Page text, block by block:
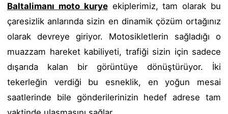
Baltalimanı moto kuryeekiplerimiz, tam olarak bu
çaresizlik anlarında sizin en dinamik çözüm ortağınız
olarak devreye giriyor. Motosikletlerin sağladığı o
muazzam hareket kabiliyeti, trafiği sizin için sadece
dışarıda kalan bir görüntüye dönüştürüyor. İki
tekerleğin verdiği bu esneklik, en yoğun mesai
saatlerinde bile gönderilerinizin hedef adrese tam